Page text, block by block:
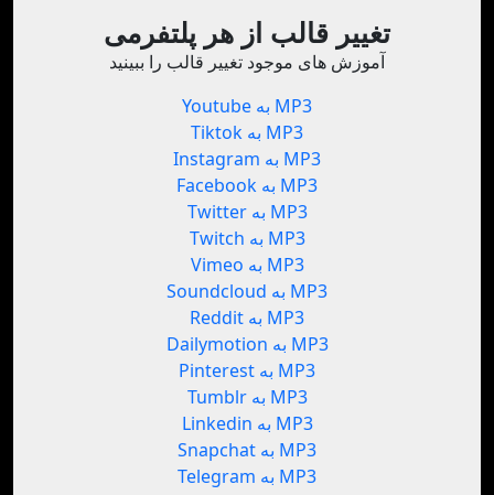
تغییر قالب از هر پلتفرمی
آموزش های موجود تغییر قالب را ببینید
Youtube به MP3
Tiktok به MP3
Instagram به MP3
Facebook به MP3
Twitter به MP3
Twitch به MP3
Vimeo به MP3
Soundcloud به MP3
Reddit به MP3
Dailymotion به MP3
Pinterest به MP3
Tumblr به MP3
Linkedin به MP3
Snapchat به MP3
Telegram به MP3